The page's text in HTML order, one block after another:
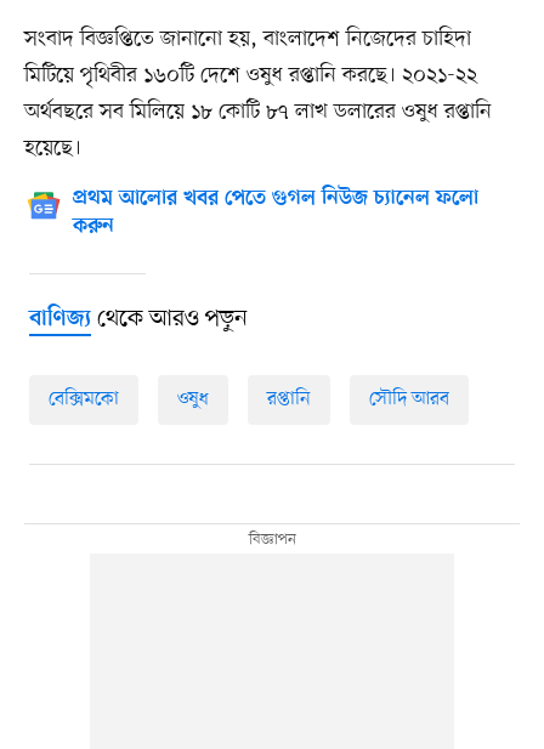
সংবাদ বিজ্ঞপ্তিতে জানানো হয়, বাংলাদেশ নিজেদের চাহিদা
মিটিয়ে পৃথিবীর ১৬০টি দেশে ওষুধ রপ্তানি করছে। ২০২১-২২
অর্থবছরে সব মিলিয়ে ১৮ কোটি ৮৭ লাখ ডলারের ওষুধ রপ্তানি
হয়েছে।
প্রথম আলোর খবর পেতে গুগল নিউজ চ্যানেল ফলো
করুন
বাণিজ্যথেকে আরও পড়ুন
বেক্সিমকো ওষুধ রপ্তানি সৌদি আরব